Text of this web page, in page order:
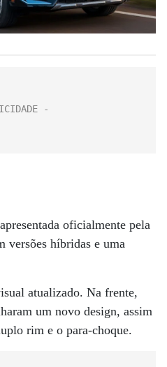
oficialmente pela
versões híbridas e uma
atualizado. Na frente,
um novo design, assim
rim e o para-choque.